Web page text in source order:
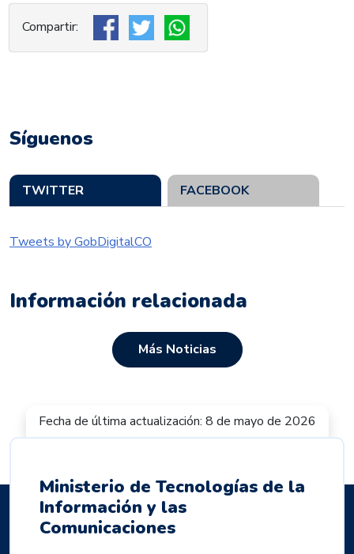
Síguenos
TWITTER FACEBOOK
Tweets by GobDigitalCO
Información relacionada
Más Noticias
Fecha de última actualización: 8 de mayo de 2026
Ministerio de Tecnologías de la
Información y las
Comunicaciones